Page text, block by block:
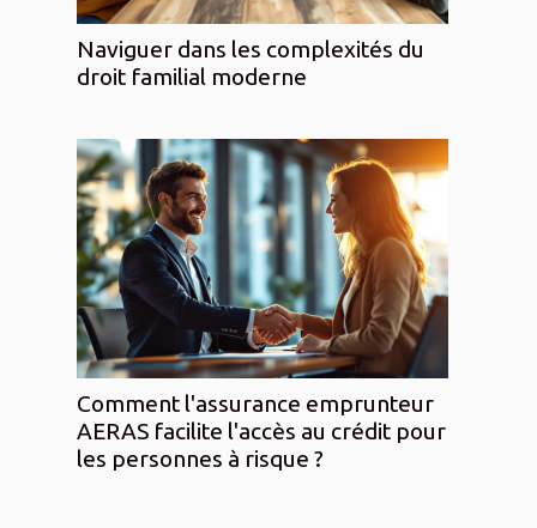
Naviguer dans les complexités du
droit familial moderne
Comment l'assurance emprunteur
AERAS facilite l'accès au crédit pour
les personnes à risque ?